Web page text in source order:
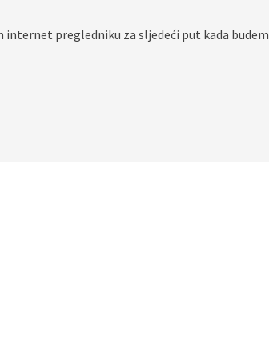
pregledniku za sljedeći put kada budem